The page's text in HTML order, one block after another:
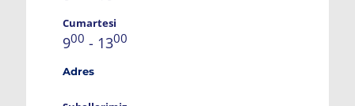
Cumartesi
900 - 1300
Adres